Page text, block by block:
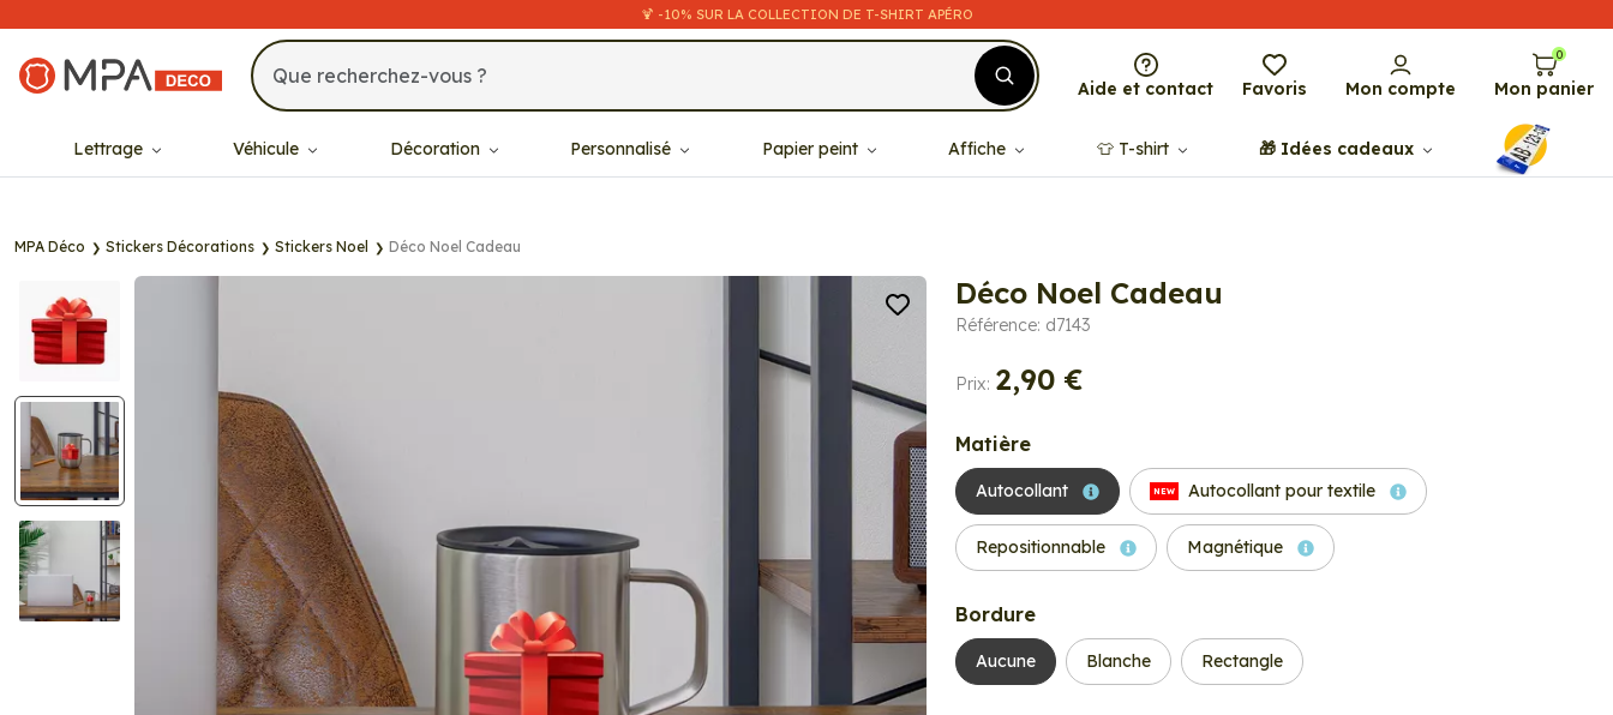
🍹 -10% SUR LA COLLECTION DE T-SHIRT APÉRO
MPA Déco
Aide et contact Favoris Mon compte
0
Mon panier
Lettrage Véhicule Décoration Personnalisé Papier peint Affiche 👕​​ T-shirt 🎁​ Idées cadeaux
MPA Déco Stickers Décorations Stickers Noel Déco Noel Cadeau
Déco Noel Cadeau
Référence: d7143
Prix: 2,90 €
Matière
Autocollant NEW Autocollant pour textile
Repositionnable Magnétique
Bordure
Aucune Blanche Rectangle